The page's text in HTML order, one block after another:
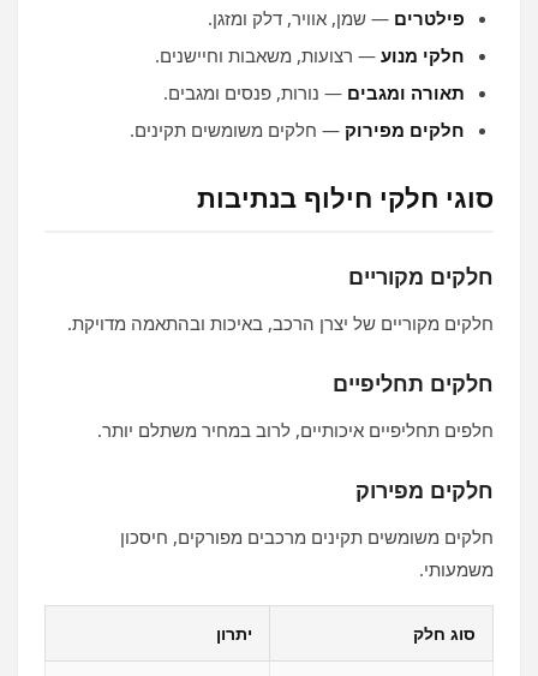
פילטרים — שמן, אוויר, דלק ומזגן.
חלקי מנוע — רצועות, משאבות וחיישנים.
תאורה ומגבים — נורות, פנסים ומגבים.
חלקים מפירוק — חלקים משומשים תקינים.
סוגי חלקי חילוף בנתיבות
חלקים מקוריים
חלקים מקוריים של יצרן הרכב, באיכות ובהתאמה מדויקת.
חלקים תחליפיים
חלפים תחליפיים איכותיים, לרוב במחיר משתלם יותר.
חלקים מפירוק
חלקים משומשים תקינים מרכבים מפורקים, חיסכון
משמעותי.
סוג חלק יתרון